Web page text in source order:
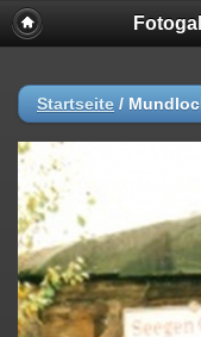
Startseite /